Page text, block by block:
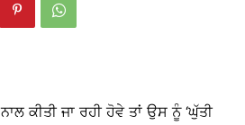
ਕੀਤੀ ਜਾ ਰਹੀ ਹੋਵੇ ਤਾਂ ਉਸ ਨੂੰ ‘ਘੁੱਤੀ